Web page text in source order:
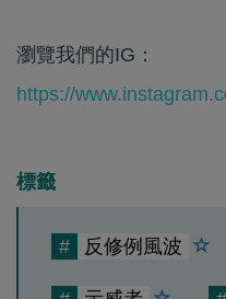
瀏覽我們的IG：
https://
標籤
# 反修例風波